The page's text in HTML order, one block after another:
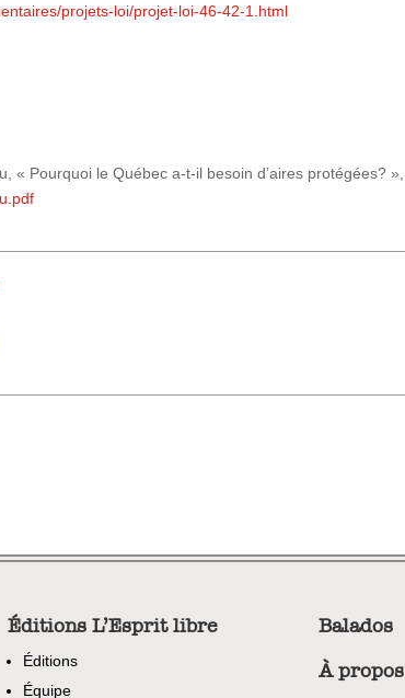
projets-loi/projet-loi-46-42-1.html
« Pourquoi le Québec a-t-il besoin d’aires protégées? »,
Éditions L’Esprit libre
Éditions
Équipe
Balados
À propos